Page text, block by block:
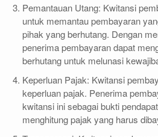
Pemantauan Utang: Kwitansi
untuk memantau pembayaran
pihak yang berhutang. Dengan
penerima pembayaran dapat
berhutang untuk melunasi
Keperluan Pajak: Kwitansi
keperluan pajak. Penerima
kwitansi ini sebagai bukti
menghitung pajak yang harus